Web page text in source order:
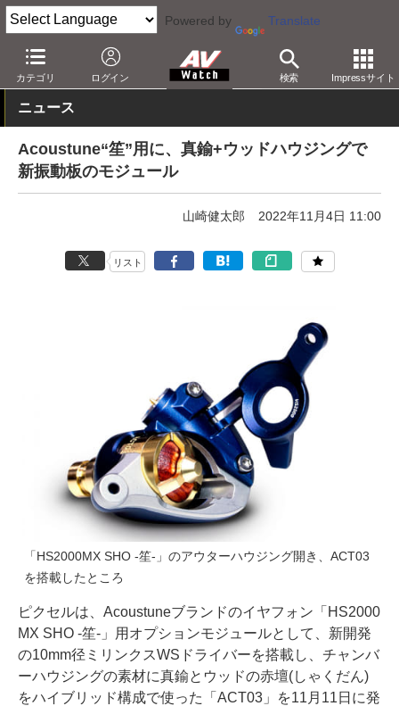
Powered by Translate
カテゴリ ログイン 検索 Impressサイト
AV Watch 製品 ヘッドフォン その他
ニュース
Acoustune“笙”用に、真鍮+ウッドハウジングで
新振動板のモジュール
山崎健太郎 2022年11月4日 11:00
リスト
「HS2000MX SHO -笙-」のアウターハウジング開き、ACT03
を搭載したところ
ピクセルは、Acoustuneブランドのイヤフォン「HS2000
MX SHO -笙-」用オプションモジュールとして、新開発
の10mm径ミリンクスWSドライバーを搭載し、チャンバ
ーハウジングの素材に真鍮とウッドの赤壇(しゃくだん)
をハイブリッド構成で使った「ACT03」を11月11日に発